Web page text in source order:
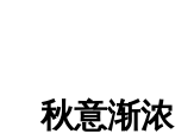
秋意渐浓